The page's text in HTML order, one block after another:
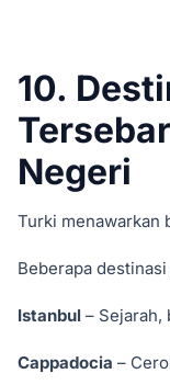
10.
Negeri
Turki menawarkan
Beberapa
Istanbul – Sejarah,
Cappadocia –